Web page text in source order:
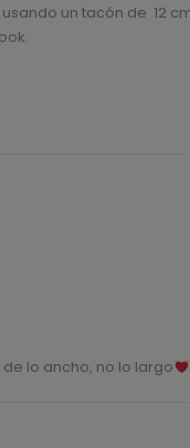
un tacón de 12
lo ancho, no lo largo